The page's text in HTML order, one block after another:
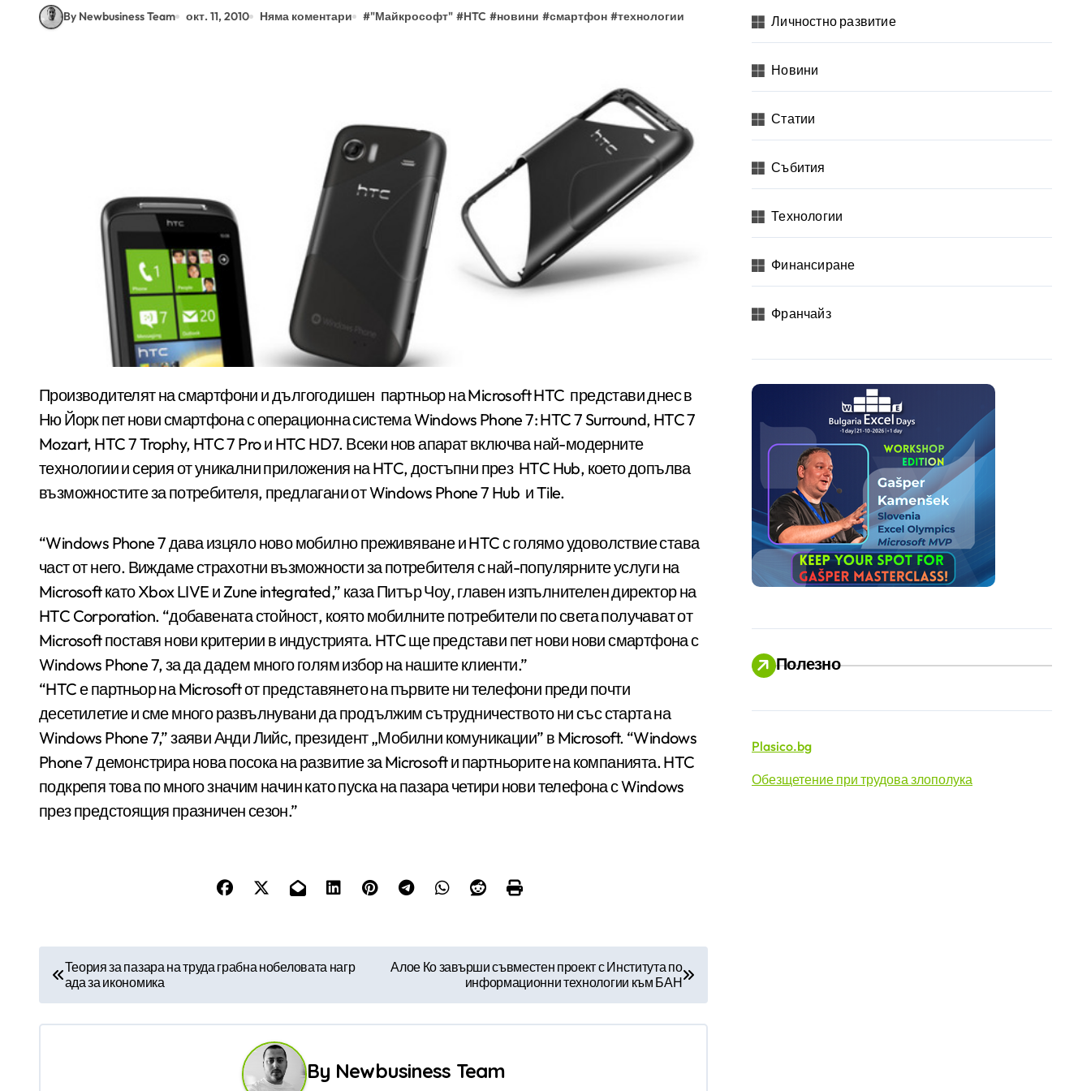
By Newbusiness Team окт. 11, 2010 Няма коментари #"Майкрософт" #HTC #новини #смартфон #технологии
Производителят на смартфони и дългогодишен партньор на Microsoft HTC представи днес в
Ню Йорк пет нови смартфона с операционна система Windows Phone 7: HTC 7 Surround, HTC 7
Mozart, HTC 7 Trophy, HTC 7 Pro и HTC HD7. Всеки нов апарат включва най-модерните
технологии и серия от уникални приложения на HTC, достъпни през HTC Hub, което допълва
възможностите за потребителя, предлагани от Windows Phone 7 Hub и Tile.
“Windows Phone 7 дава изцяло ново мобилно преживяване и HTC с голямо удоволствие става
част от него. Виждаме страхотни възможности за потребителя с най-популярните услуги на
Microsoft като Xbox LIVE и Zune integrated,” каза Питър Чоу, главен изпълнителен директор на
HTC Corporation. “добавената стойност, която мобилните потребители по света получават от
Microsoft поставя нови критерии в индустрията. HTC ще представи пет нови нови смартфона с
Windows Phone 7, за да дадем много голям избор на нашите клиенти.”
“HTC е партньор на Microsoft от представянето на първите ни телефони преди почти
десетилетие и сме много развълнувани да продължим сътрудничеството ни със старта на
Windows Phone 7,” заяви Анди Лийс, президент „Мобилни комуникации” в Microsoft. “Windows
Phone 7 демонстрира нова посока на развитие за Microsoft и партньорите на компанията. HTC
подкрепя това по много значим начин като пуска на пазара четири нови телефона с Windows
през предстоящия празничен сезон.”
а
в
Теория за пазара на труда грабна нобеловата нагр
ада за икономика
Алое Ко завърши съвместен проект с Института по
информационни технологии към БАН
By Newbusiness Team
Личностно развитие
Новини
Статии
Събития
Технологии
Финансиране
Франчайз
Полезно
Plasico.bg
Обезщетение при трудова злополука